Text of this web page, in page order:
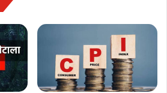
घोटाला?
ago